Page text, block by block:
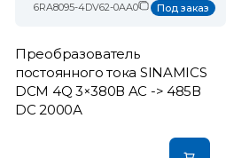
6RA8095-4DV62-0AA0 Под заказ
Преобразователь
постоянного тока SINAMICS
DCM 4Q 3×380В AC -> 485В
DC 2000А